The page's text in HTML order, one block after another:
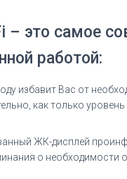
– это самое
работой:
избавит Вас от
как только
ЖК-дисплей
о необходимости